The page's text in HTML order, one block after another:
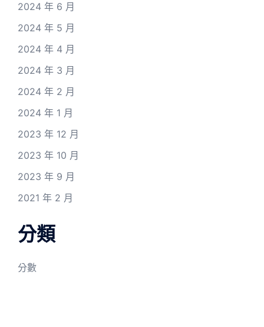
2024 年 6 月
2024 年 5 月
2024 年 4 月
2024 年 3 月
2024 年 2 月
2024 年 1 月
2023 年 12 月
2023 年 10 月
2023 年 9 月
2021 年 2 月
分類
分數